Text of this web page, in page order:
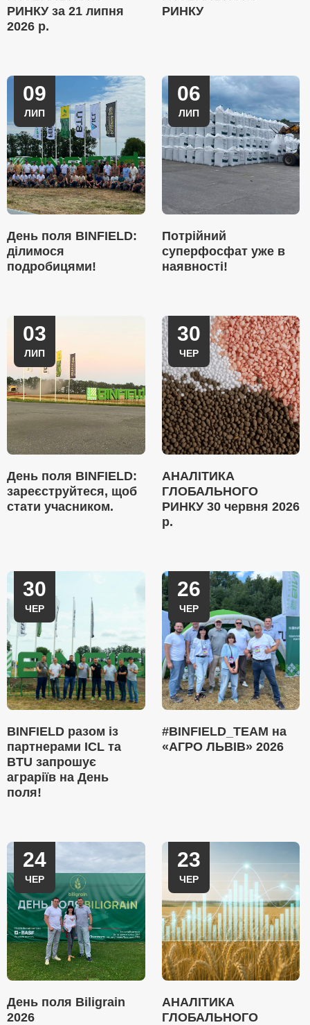
РИНКУ за 21 липня
2026 р.
РИНКУ
09
ЛИП
День поля BINFIELD:
ділимося
подробицями!
06
ЛИП
Потрійний
суперфосфат уже в
наявності!
03
ЛИП
День поля BINFIELD:
зареєструйтеся, щоб
стати учасником.
30
ЧЕР
АНАЛІТИКА
ГЛОБАЛЬНОГО
РИНКУ 30 червня 2026
р.
30
ЧЕР
BINFIELD разом із
партнерами ICL та
BTU запрошує
аграріїв на День
поля!
26
ЧЕР
#BINFIELD_TEAM на
«АГРО ЛЬВІВ» 2026
24
ЧЕР
День поля Biligrain
2026
23
ЧЕР
АНАЛІТИКА
ГЛОБАЛЬНОГО